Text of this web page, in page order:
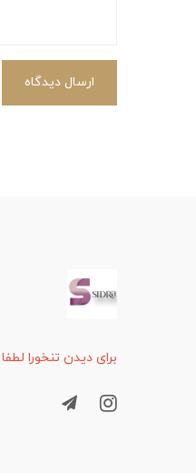
ارسال دیدگاه
برای دیدن تنخورا